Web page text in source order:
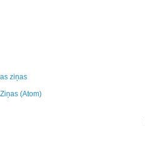
ziņas
Ziņas (Atom)